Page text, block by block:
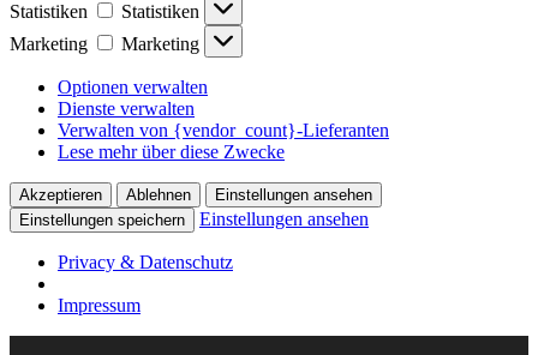
Statistiken
Statistiken
Marketing
Marketing
Optionen verwalten
Dienste verwalten
Verwalten von {vendor_count}-Lieferanten
Lese mehr über diese Zwecke
Akzeptieren Ablehnen
Einstellungen ansehen
Einstellungen speichern
Einstellungen ansehen
Privacy & Datenschutz
Impressum